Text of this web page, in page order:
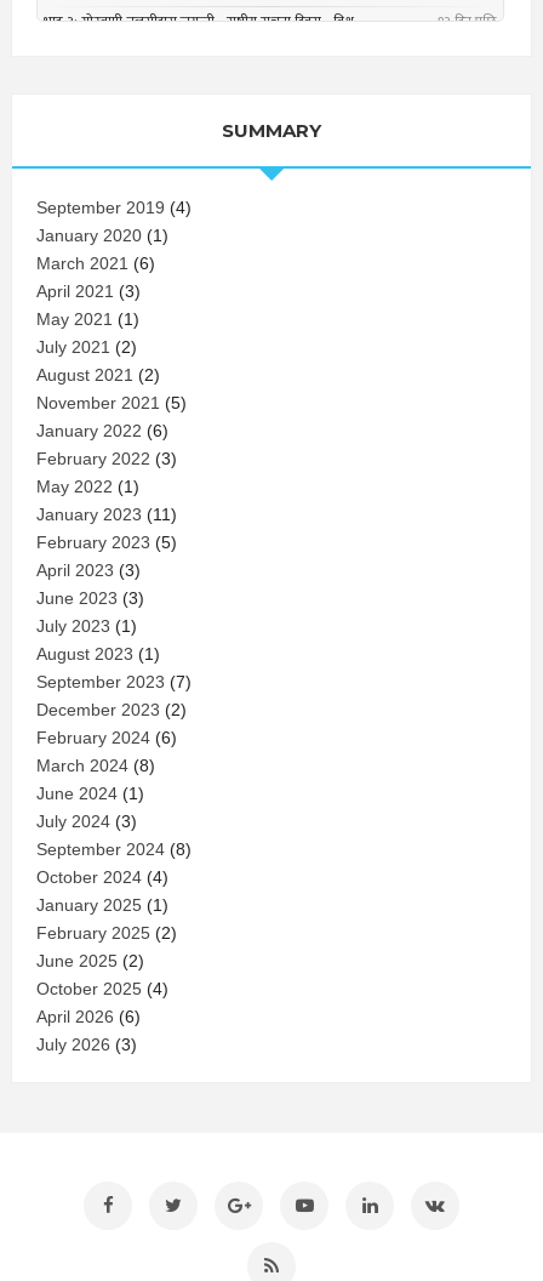
SUMMARY
September 2019 (4)
January 2020(1)
March 2021 (6)
April 2021 (3)
May 2021 (1)
July 2021 (2)
August 2021 (2)
November 2021 (5)
January 2022 (6)
February 2022 (3)
May 2022 (1)
January 2023 (11)
February 2023 (5)
April 2023 (3)
June 2023 (3)
July 2023 (1)
August 2023 (1)
September 2023 (7)
December 2023 (2)
February 2024(6)
March 2024(8)
June 2024(1)
July 2024(3)
September 2024(8)
October 2024(4)
January 2025(1)
February 2025(2)
June 2025(2)
October 2025(4)
April 2026 (6)
July 2026 (3)